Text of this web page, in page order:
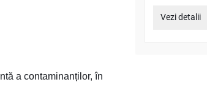
a contaminanților, în
Vezi detalii